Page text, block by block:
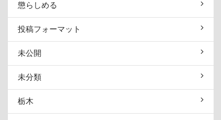
懲らしめる
投稿フォーマット
未公開
未分類
栃木